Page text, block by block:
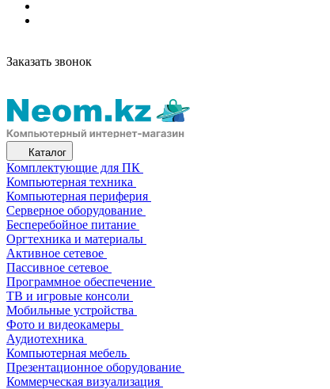
Заказать звонок
Каталог
Комплектующие для ПК
Компьютерная техника
Компьютерная периферия
Серверное оборудование
Бесперебойное питание
Оргтехника и материалы
Активное сетевое
Пассивное сетевое
Программное обеспечение
ТВ и игровые консоли
Мобильные устройства
Фото и видеокамеры
Аудиотехника
Компьютерная мебель
Презентационное оборудование
Коммерческая визуализация